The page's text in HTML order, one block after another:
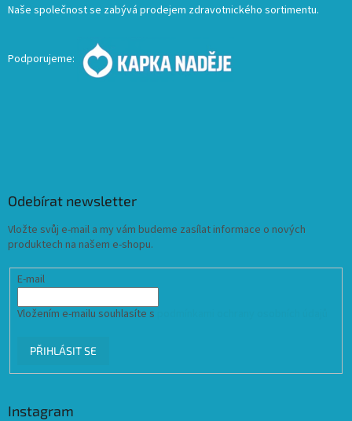
Naše společnost se zabývá prodejem zdravotnického sortimentu.
Podporujeme:
Odebírat newsletter
Vložte svůj e-mail a my vám budeme zasílat informace o nových
produktech na našem e-shopu.
E-mail
Vložením e-mailu souhlasíte s
PŘIHLÁSIT SE
Instagram